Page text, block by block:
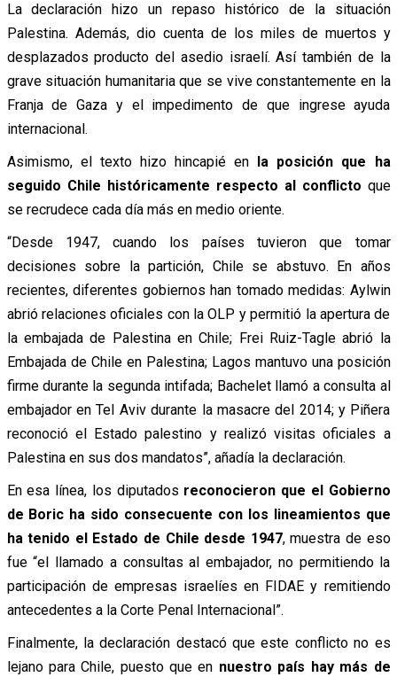
La declaración hizo un repaso histórico de la situación
Palestina. Además, dio cuenta de los miles de muertos y
desplazados producto del asedio israelí. Así también de la
grave situación humanitaria que se vive constantemente en la
Franja de Gaza y el impedimento de que ingrese ayuda
internacional.
Asimismo, el texto hizo hincapié en
la posición que ha
seguido Chile históricamente respecto al conflicto que
se recrudece cada día más en medio oriente.
“Desde 1947, cuando los países tuvieron que tomar
decisiones sobre la partición, Chile se abstuvo. En años
recientes, diferentes gobiernos han tomado medidas: Aylwin
abrió relaciones oficiales con la OLP y permitió la apertura de
la embajada de Palestina en Chile; Frei Ruiz-Tagle abrió la
Embajada de Chile en Palestina; Lagos mantuvo una posición
firme durante la segunda intifada; Bachelet llamó a consulta al
embajador en Tel Aviv durante la masacre del 2014; y Piñera
reconoció el Estado palestino y realizó visitas oficiales a
Palestina en sus dos mandatos”, añadía la declaración.
En esa línea, los diputados reconocieron que el Gobierno
de Boric ha sido consecuente con los lineamientos que
ha tenido el Estado de Chile desde 1947, muestra de eso
fue “el llamado a consultas al embajador, no permitiendo la
participación de empresas israelíes en FIDAE y remitiendo
antecedentes a la Corte Penal Internacional”.
Finalmente, la declaración destacó que este conflicto no es
lejano para Chile, puesto que en nuestro país hay más de